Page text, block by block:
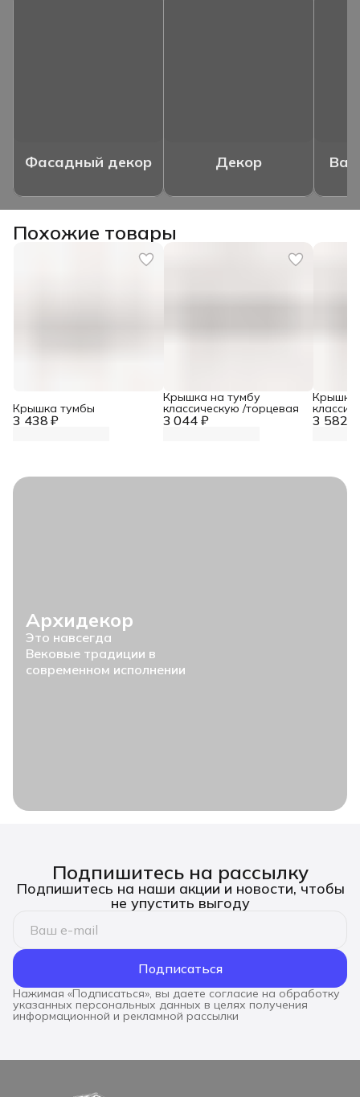
Фасадный декор Декор
Похожие товары
3 438 ₽
Крышка тумбы
3 044 ₽
Крышка на тумбу
классическую /торцевая
3 582 ₽
Крышка
Архидекор
Это навсегда
Вековые традиции в
современном исполнении
Подпишитесь на рассылку
Подпишитесь на наши акции и новости, чтобы
не упустить выгоду
Подписаться
Нажимая «Подписаться», вы даете согласие на обработку
указанных персональных данных в целях получения
информационной и рекламной рассылки